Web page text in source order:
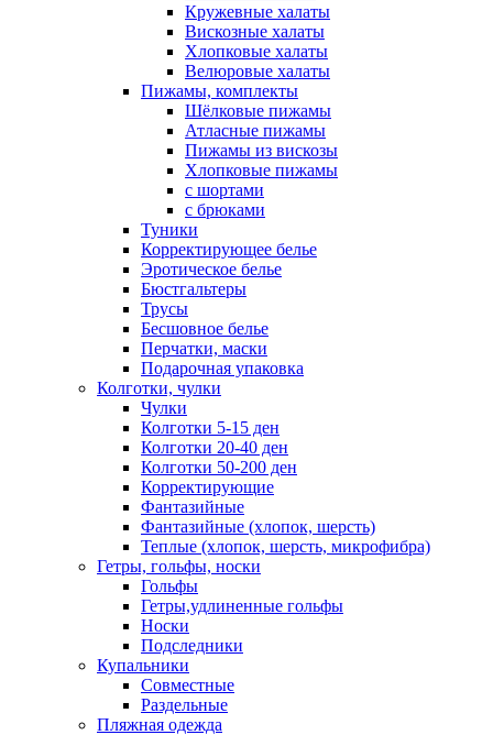
Кружевные халаты
Вискозные халаты
Хлопковые халаты
Велюровые халаты
Пижамы, комплекты
Шёлковые пижамы
Атласные пижамы
Пижамы из вискозы
Хлопковые пижамы
с шортами
с брюками
Туники
Корректирующее белье
Эротическое белье
Бюстгальтеры
Трусы
Бесшовное белье
Перчатки, маски
Подарочная упаковка
Колготки, чулки
Чулки
Колготки 5-15 ден
Колготки 20-40 ден
Колготки 50-200 ден
Корректирующие
Фантазийные
Фантазийные (хлопок, шерсть)
Теплые (хлопок, шерсть, микрофибра)
Гетры, гольфы, носки
Гольфы
Гетры,удлиненные гольфы
Носки
Подследники
Купальники
Совместные
Раздельные
Пляжная одежда